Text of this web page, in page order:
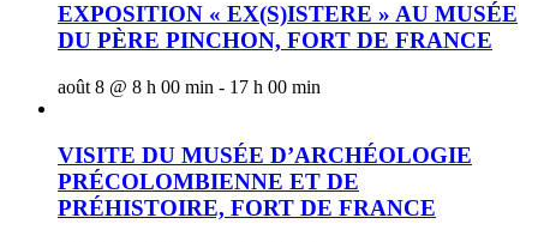
EXPOSITION « EX(S)ISTERE » AU MUSÉE
DU PÈRE PINCHON, FORT DE FRANCE
août 8 @ 8 h 00 min - 17 h 00 min
VISITE DU MUSÉE D’ARCHÉOLOGIE
PRÉCOLOMBIENNE ET DE
PRÉHISTOIRE, FORT DE FRANCE